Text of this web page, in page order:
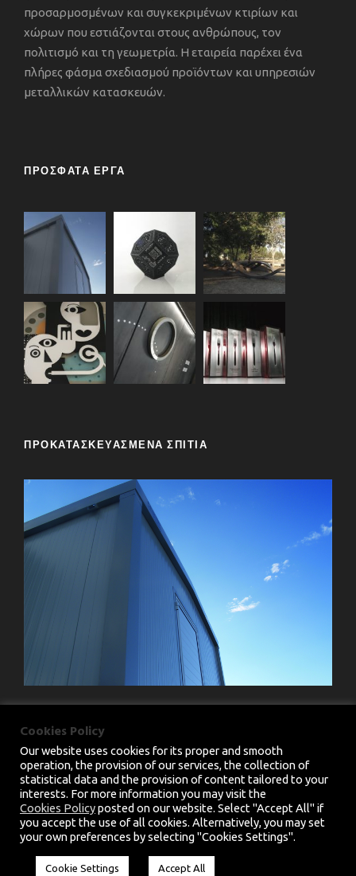
προσαρμοσμένων και συγκεκριμένων κτιρίων και
χώρων που εστιάζονται στους ανθρώπους, τον
πολιτισμό και τη γεωμετρία. Η εταιρεία παρέχει ένα
πλήρες φάσμα σχεδιασμού προϊόντων και υπηρεσιών
μεταλλικών κατασκευών.
ΠΡΟΣΦΑΤΑ ΕΡΓΑ
ΠΡΟΚΑΤΑΣΚΕΥΑΣΜΕΝΑ ΣΠΙΤΙΑ
PRIVACY POLICY|TERMS & CONDITIONS
COPYRIGHT 2025 CHARMM.EU, ALL RIGHT
Cookies Policy
Our website uses cookies for its proper and smooth
operation, the provision of our services, the collection of
statistical data and the provision of content tailored to your
interests. For more information you may visit the
Cookies Policyposted on our website. Select "Accept All" if
you accept the use of all cookies. Alternatively, you may set
your own preferences by selecting "Cookies Settings".
Cookie Settings Accept All